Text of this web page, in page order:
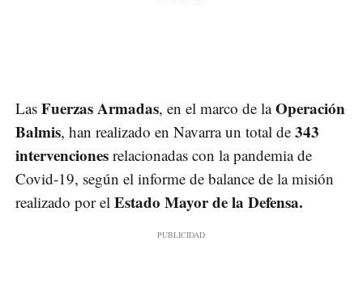
Las Fuerzas Armadas, en el marco de laOperación
Balmis, han realizado en Navarra un total de 343
intervenciones relacionadas con la pandemia de
Covid-19, según el informe de balance de la misión
realizado por el Estado Mayor de la Defensa.